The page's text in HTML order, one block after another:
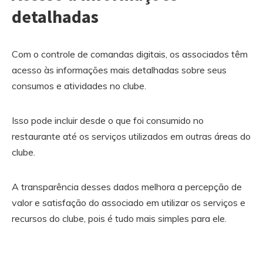
detalhadas
Com o controle de comandas digitais, os associados têm
acesso às informações mais detalhadas sobre seus
consumos e atividades no clube.
Isso pode incluir desde o que foi consumido no
restaurante até os serviços utilizados em outras áreas do
clube.
A transparência desses dados melhora a percepção de
valor e satisfação do associado em utilizar os serviços e
recursos do clube, pois é tudo mais simples para ele.